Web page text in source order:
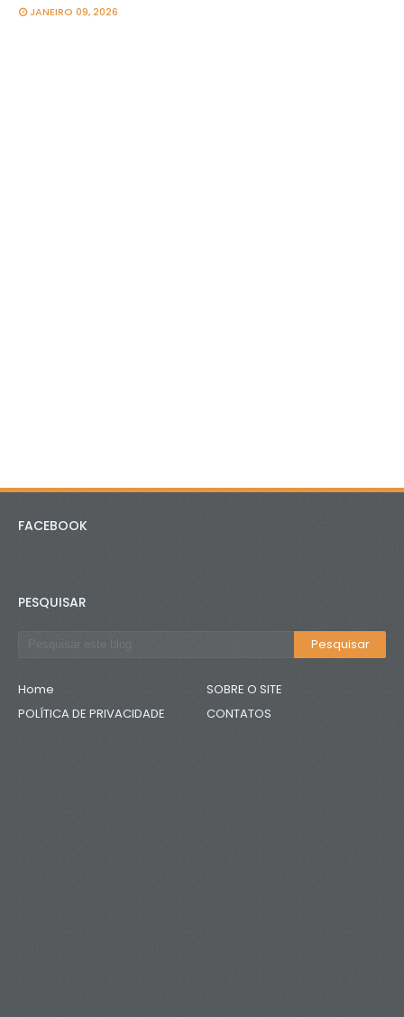
JANEIRO 09, 2026
FACEBOOK
PESQUISAR
Home
SOBRE O SITE
POLÍTICA DE PRIVACIDADE
CONTATOS